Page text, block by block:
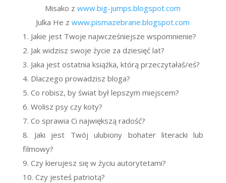
Misako zwww.big-jumps.blogspot.com
Julka He zwww.pismazebrane.blogspot.com
1. Jakie jest Twoje najwcześniejsze wspomnienie?
2. Jak widzisz swoje życie za dziesięć lat?
3. Jaka jest ostatnia książka, którą przeczytałaś/eś?
4. Dlaczego prowadzisz bloga?
5. Co robisz, by świat był lepszym miejscem?
6. Wolisz psy czy koty?
7. Co sprawia Ci największą radość?
8. Jaki jest Twój ulubiony bohater literacki lub
filmowy?
9. Czy kierujesz się w życiu autorytetami?
10. Czy jesteś patriotą?